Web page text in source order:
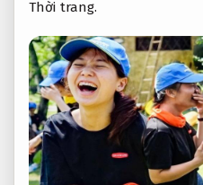
Thời trang.